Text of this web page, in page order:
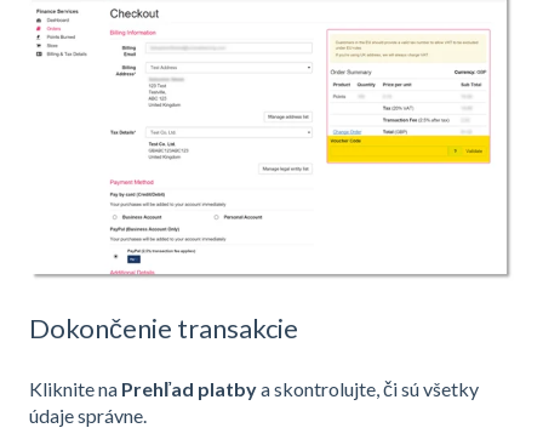
Dokončenie transakcie
Kliknite na Prehľad platbya skontrolujte, či sú všetky
údaje správne.